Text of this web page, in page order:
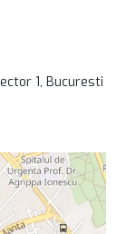
1, Bucuresti